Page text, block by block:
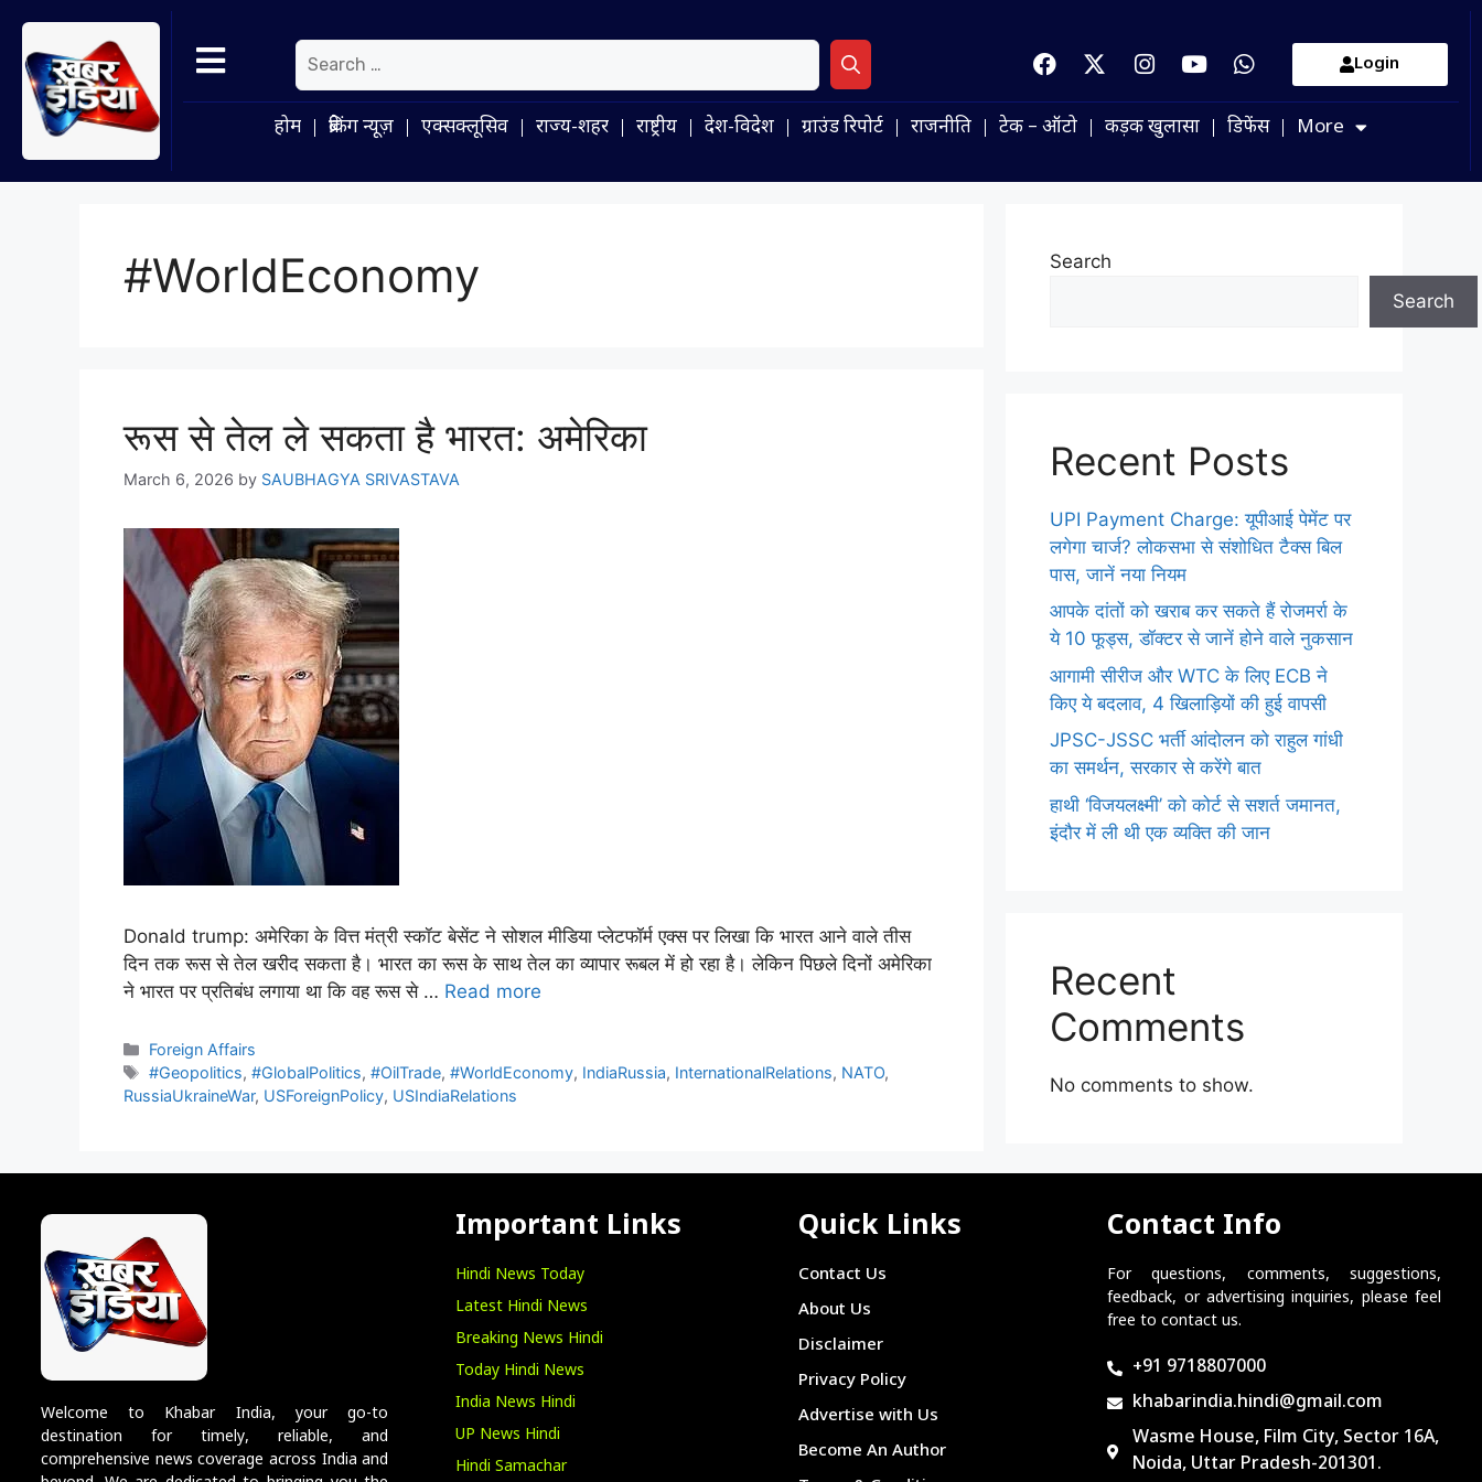
Login
होम ब्रेकिंग न्यूज़ एक्सक्लूसिव राज्य-शहर राष्ट्रीय देश-विदेश ग्राउंड रिपोर्ट राजनीति टेक – ऑटो कड़क खुलासा डिफेंस More
#WorldEconomy
रूस से तेल ले सकता है भारत: अमेरिका
March 6, 2026 by SAUBHAGYA SRIVASTAVA
Donald trump: अमेरिका के वित्त मंत्री स्कॉट बेसेंट ने सोशल मीडिया प्लेटफॉर्म एक्स पर लिखा कि भारत आने वाले तीस
दिन तक रूस से तेल खरीद सकता है। भारत का रूस के साथ तेल का व्यापार रूबल में हो रहा है। लेकिन पिछले दिनों अमेरिका
ने भारत पर प्रतिबंध लगाया था कि वह रूस से … Read more
Foreign Affairs
#Geopolitics,#GlobalPolitics,#OilTrade,#WorldEconomy, IndiaRussia, InternationalRelations, NATO,
RussiaUkraineWar, USForeignPolicy, USIndiaRelations
Search
Search
Recent Posts
UPI Payment Charge: यूपीआई पेमेंट पर
लगेगा चार्ज? लोकसभा से संशोधित टैक्स बिल
पास, जानें नया नियम
आपके दांतों को खराब कर सकते हैं रोजमर्रा के
ये 10 फूड्स, डॉक्टर से जानें होने वाले नुकसान
आगामी सीरीज और WTC के लिए ECB ने
किए ये बदलाव, 4 खिलाड़ियों की हुई वापसी
JPSC-JSSC भर्ती आंदोलन को राहुल गांधी
का समर्थन, सरकार से करेंगे बात
हाथी ‘विजयलक्ष्मी’ को कोर्ट से सशर्त जमानत,
इंदौर में ली थी एक व्यक्ति की जान
Recent
Comments
No comments to show.
Welcome to Khabar India, your go-to
destination for timely, reliable, and
comprehensive news coverage across India and
Important Links
Hindi News Today
Latest Hindi News
Breaking News Hindi
Today Hindi News
India News Hindi
UP News Hindi
Hindi Samachar
Quick Links
Contact Us
About Us
Disclaimer
Privacy Policy
Advertise with Us
Become An Author
Contact Info
For questions, comments, suggestions,
feedback, or advertising inquiries, please feel
free to contact us.
+91 9718807000
khabarindia.hindi@gmail.com
Wasme House, Film City, Sector 16A,
Noida, Uttar Pradesh-201301.